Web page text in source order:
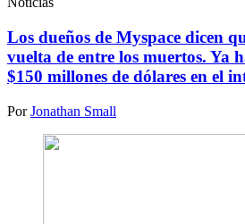
Los dueños de Myspace dicen
vuelta de entre los muertos. Ya
$150 millones de dólares en el
PorJonathan Small